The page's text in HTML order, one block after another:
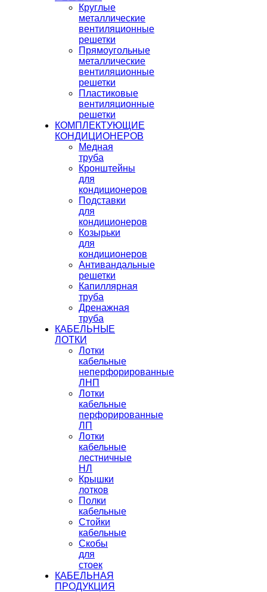
Круглые
металлические
вентиляционные
решетки
Прямоугольные
металлические
вентиляционные
решетки
Пластиковые
вентиляционные
решетки
КОМПЛЕКТУЮЩИЕ
КОНДИЦИОНЕРОВ
Медная
труба
Кронштейны
для
кондиционеров
Подставки
для
кондиционеров
Козырьки
для
кондиционеров
Антивандальные
решетки
Капиллярная
труба
Дренажная
труба
КАБЕЛЬНЫЕ
ЛОТКИ
Лотки
кабельные
неперфорированные
ЛНП
Лотки
кабельные
перфорированные
ЛП
Лотки
кабельные
лестничные
НЛ
Крышки
лотков
Полки
кабельные
Стойки
кабельные
Скобы
для
стоек
КАБЕЛЬНАЯ
ПРОДУКЦИЯ